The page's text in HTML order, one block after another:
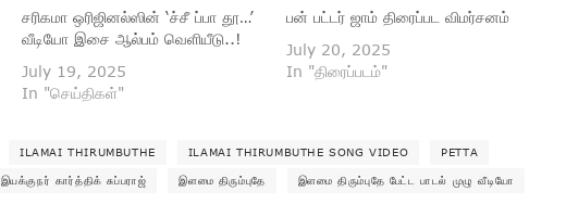
சரிகமா ஒரிஜினல்ஸின் ‘ச்சீ ப்பா தூ…’
வீடியோ இசை ஆல்பம் வெளியீடு..!
July 19, 2025
In "செய்திகள்"
பன் பட்டர் ஜாம் திரைப்பட விமர்சனம்
July 20, 2025
In "திரைப்படம்"
ILAMAI THIRUMBUTHE ILAMAI THIRUMBUTHE SONG VIDEO PETTA
இயக்குநர் கார்த்திக் சுப்பராஜ் இளமை திரும்புதே இளமை திரும்புதே பேட்ட பாடல் முழு வீடியோ